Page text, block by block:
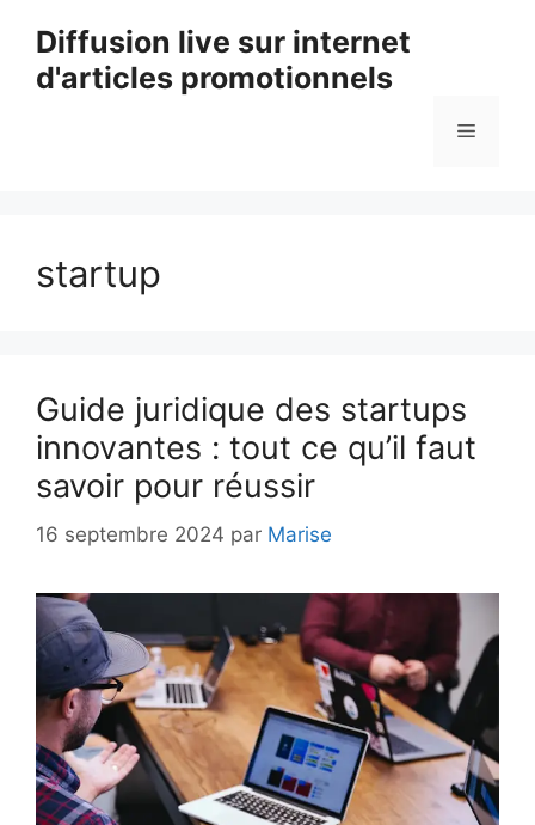
contenu
Diffusion live sur internet
d'articles promotionnels
Menu
startup
Guide juridique des startups
innovantes : tout ce qu’il faut
savoir pour réussir
16 septembre 2024 par Marise